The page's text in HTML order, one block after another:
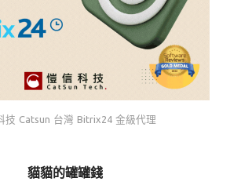
技 Catsun 台灣 Bitrix24 金級代理
貓貓的罐罐錢